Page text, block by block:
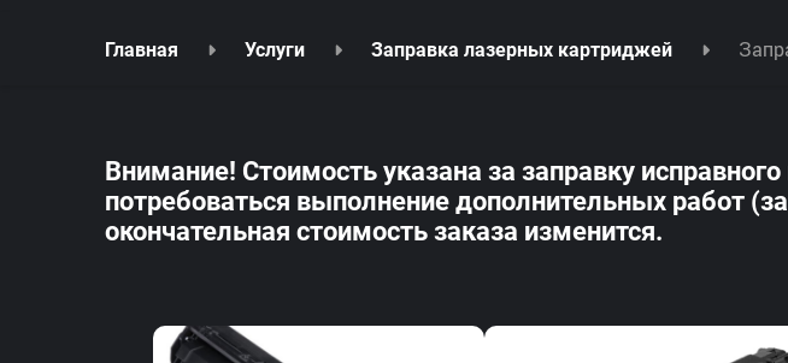
Главная Услуги Заправка лазерных картриджей
Внимание! Стоимость указана за заправку
потребоваться выполнение дополнительных работ
окончательная стоимость заказа изменится.